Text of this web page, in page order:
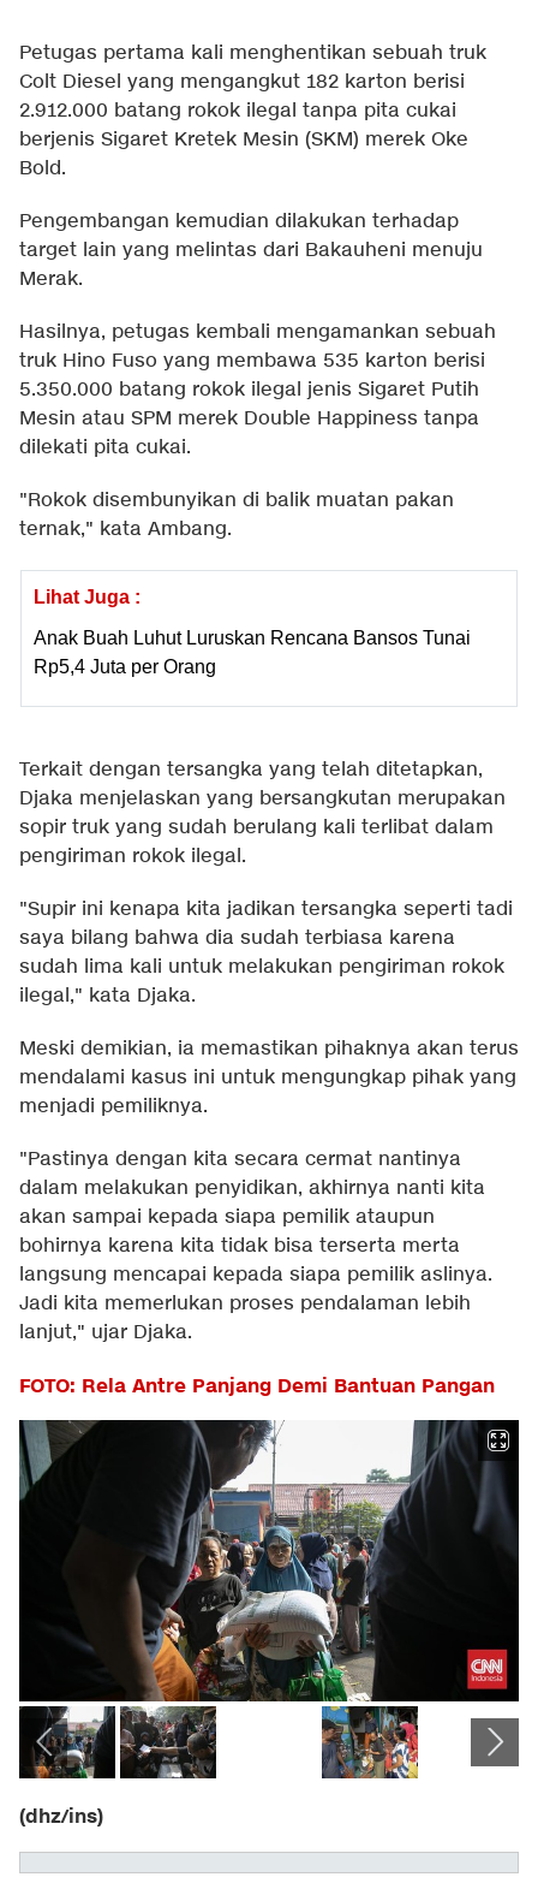
Petugas pertama kali menghentikan sebuah truk
Colt Diesel yang mengangkut 182 karton berisi
2.912.000 batang rokok ilegal tanpa pita cukai
berjenis Sigaret Kretek Mesin (SKM) merek Oke
Bold.
Pengembangan kemudian dilakukan terhadap
target lain yang melintas dari Bakauheni menuju
Merak.
Hasilnya, petugas kembali mengamankan sebuah
truk Hino Fuso yang membawa 535 karton berisi
5.350.000 batang rokok ilegal jenis Sigaret Putih
Mesin atau SPM merek Double Happiness tanpa
dilekati pita cukai.
"Rokok disembunyikan di balik muatan pakan
ternak," kata Ambang.
Lihat Juga :
Anak Buah Luhut Luruskan Rencana Bansos Tunai
Rp5,4 Juta per Orang
Terkait dengan tersangka yang telah ditetapkan,
Djaka menjelaskan yang bersangkutan merupakan
sopir truk yang sudah berulang kali terlibat dalam
pengiriman rokok ilegal.
"Supir ini kenapa kita jadikan tersangka seperti tadi
saya bilang bahwa dia sudah terbiasa karena
sudah lima kali untuk melakukan pengiriman rokok
ilegal," kata Djaka.
Meski demikian, ia memastikan pihaknya akan terus
mendalami kasus ini untuk mengungkap pihak yang
menjadi pemiliknya.
"Pastinya dengan kita secara cermat nantinya
dalam melakukan penyidikan, akhirnya nanti kita
akan sampai kepada siapa pemilik ataupun
bohirnya karena kita tidak bisa terserta merta
langsung mencapai kepada siapa pemilik aslinya.
Jadi kita memerlukan proses pendalaman lebih
lanjut," ujar Djaka.
FOTO: Rela Antre Panjang Demi Bantuan Pangan
(dhz/ins)